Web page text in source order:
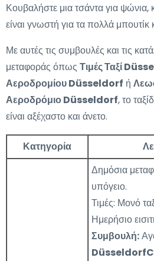
Κουβαλήστε μια τσάντα για
είναι γνωστή για τα πολλά μπουτίκ
Με αυτές τις συμβουλές και τις
μεταφοράς όπως Τιμές Ταξί
Αεροδρομίου Düsseldorf ή
Αεροδρόμιο Düsseldorf, το
είναι αξέχαστο και άνετο.
Κατηγορία
Δημόσια
υπόγειο.
Τιμές: Μονό
Ημερήσιο
Συμβουλή: